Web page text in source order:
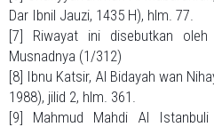
Dar Ibnil Jauzi, 1435 H), hlm. 77.
[7] Riwayat ini disebutkan
Musnadnya (1/312)
[8] Ibnu Katsir, Al Bidayah wan
1988), jilid 2, hlm. 361.
[9] Mahmud Mahdi Al